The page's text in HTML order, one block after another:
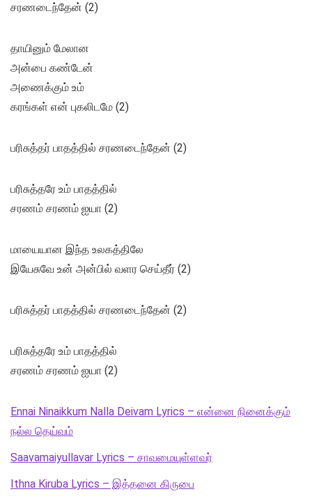
சரணடைந்தேன் (2)
தாயினும் மேலான
அன்பை கண்டேன்
அணைக்கும் உம்
கரங்கள் என் புகலிடமே (2)
பரிசுத்தர் பாதத்தில் சரணடைந்தேன் (2)
பரிசுத்தரே உம் பாதத்தில்
சரணம் சரணம் ஐயா (2)
மாயையான இந்த உலகத்திலே
இயேசுவே உன் அன்பில் வளர செய்தீர் (2)
பரிசுத்தர் பாதத்தில் சரணடைந்தேன் (2)
பரிசுத்தரே உம் பாதத்தில்
சரணம் சரணம் ஐயா (2)
Ennai Ninaikkum Nalla Deivam Lyrics – என்னை நினைக்கும்
நல்ல தெய்வம்
Saavamaiyullavar Lyrics – சாவமையுள்ளவர்
Ithna Kiruba Lyrics – இத்தனை கிருபை